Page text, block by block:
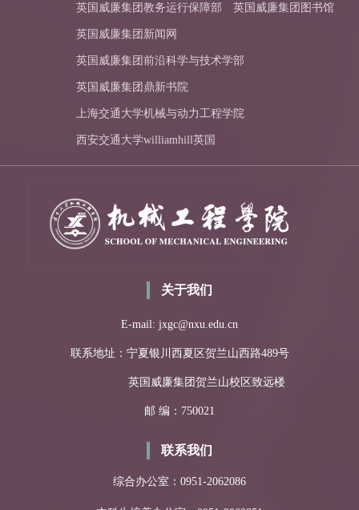
英国威廉集团教务运行保障部 英国威廉集团图书馆
英国威廉集团新闻网
英国威廉集团前沿科学与技术学部
英国威廉集团鼎新书院
上海交通大学机械与动力工程学院
西安交通大学williamhill英国
关于我们
E-mail: jxgc@nxu.edu.cn
联系地址：宁夏银川西夏区贺兰山西路489号
英国威廉集团贺兰山校区致远楼
邮 编：750021
联系我们
综合办公室：0951-2062086